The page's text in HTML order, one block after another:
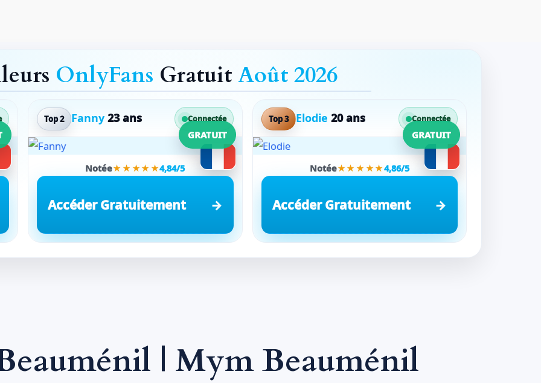
OnlyFans GratuitAoût 2026
Top 2 Fanny 23 ans Connectée
GRATUIT
Notée★★★★★4,84/5
Accéder Gratuitement
Top 3 Elodie 20 ans Connectée
GRATUIT
Notée★★★★★4,86/5
Accéder Gratuitement
| Mym Beauménil